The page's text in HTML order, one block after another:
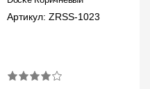
Артикул: ZRSS-1023